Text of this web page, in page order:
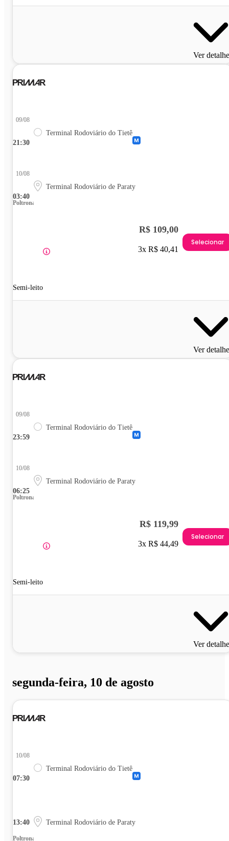
Ver
21:30
09/08
Terminal Rodoviário do Tietê
03:40
10/08
Terminal Rodoviário de Paraty
Poltrona
Semi-leito
R$ 109,00
3x R$ 40,41
Selecionar
Ver
23:59
09/08
Terminal Rodoviário do Tietê
06:25
10/08
Terminal Rodoviário de Paraty
Poltrona
Semi-leito
R$ 119,99
3x R$ 44,49
Selecionar
Ver
segunda-feira, 10 de agosto
07:30
10/08
Terminal Rodoviário do Tietê
13:40 Terminal Rodoviário de Paraty
Poltrona